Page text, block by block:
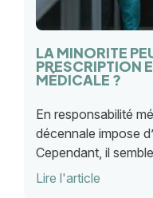
LA MINORITÉ
PRESCRIPTION
MÉDICALE ?
En responsabilité
décennale impose
Cependant, il
indirectes peut
Lire l'article